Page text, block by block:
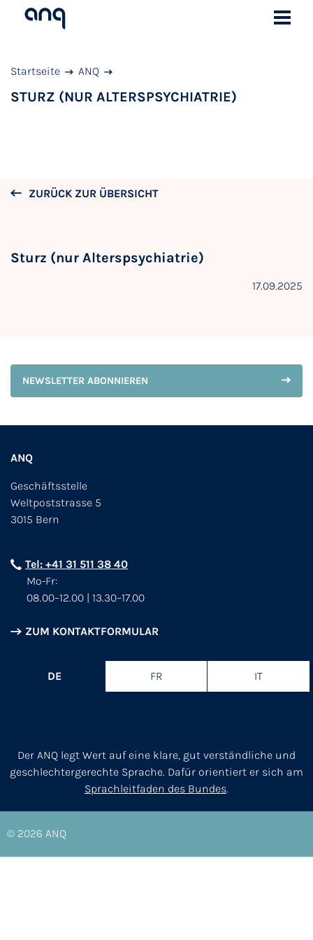
Startseite ANQ
STURZ (NUR ALTERSPSYCHIATRIE)
ZURÜCK ZUR ÜBERSICHT
Sturz (nur Alterspsychiatrie)
17.09.2025
NEWSLETTER ABONNIEREN
ANQ
Geschäftsstelle
Weltpoststrasse 5
3015 Bern
Tel: +41 31 511 38 40
Mo-Fr:
08.00–12.00 | 13.30–17.00
ZUM KONTAKTFORMULAR
DE FR IT
Der ANQ legt Wert auf eine klare, gut verständliche und
geschlechtergerechte Sprache. Dafür orientiert er sich am
Sprachleitfaden des Bundes.
© 2026 ANQ